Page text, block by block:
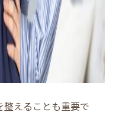
えることも重要で